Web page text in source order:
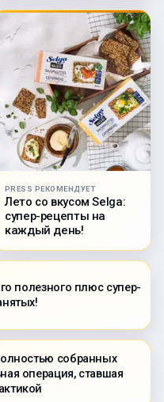
PRESS РЕКОМЕНДУЕТ
Лето со вкусом Selga:
супер-рецепты на
каждый день!
полезного плюс супер-
собранных
операция, ставшая